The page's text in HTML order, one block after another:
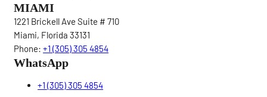
MIAMI
1221 Brickell Ave Suite # 710
Miami, Florida 33131
Phone: +1 (305) 305 4854
WhatsApp
+1 (305) 305 4854